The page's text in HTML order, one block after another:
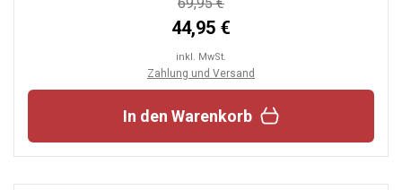
44,95 €
inkl. MwSt.
Zahlung und Versand
In den Warenkorb